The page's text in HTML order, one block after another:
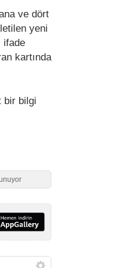
ve dört
yeni
ifade
kartında
bir bilgi